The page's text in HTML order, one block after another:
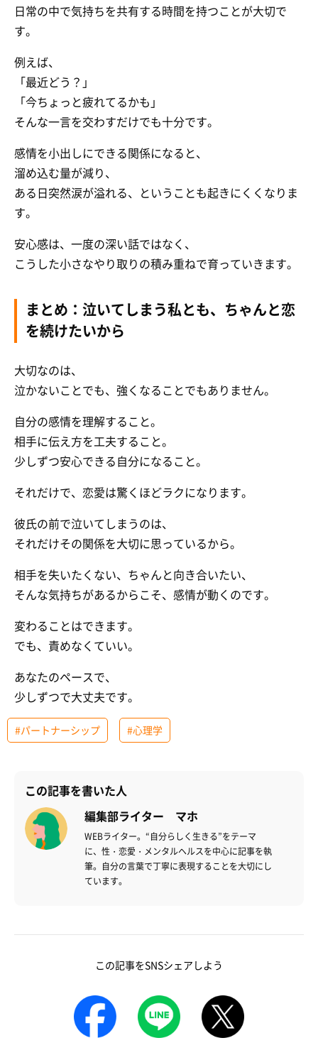
日常の中で気持ちを共有する時間を持つことが大切で
す。
例えば、
「最近どう？」
「今ちょっと疲れてるかも」
そんな一言を交わすだけでも十分です。
感情を小出しにできる関係になると、
溜め込む量が減り、
ある日突然涙が溢れる、ということも起きにくくなりま
す。
安心感は、一度の深い話ではなく、
こうした小さなやり取りの積み重ねで育っていきます。
まとめ：泣いてしまう私とも、ちゃんと恋
を続けたいから
大切なのは、
泣かないことでも、強くなることでもありません。
自分の感情を理解すること。
相手に伝え方を工夫すること。
少しずつ安心できる自分になること。
それだけで、恋愛は驚くほどラクになります。
彼氏の前で泣いてしまうのは、
それだけその関係を大切に思っているから。
相手を失いたくない、ちゃんと向き合いたい、
そんな気持ちがあるからこそ、感情が動くのです。
変わることはできます。
でも、責めなくていい。
あなたのペースで、
少しずつで大丈夫です。
#パートナーシップ #心理学
この記事を書いた人
編集部ライター マホ
WEBライター。“自分らしく生きる”をテーマ
に、性・恋愛・メンタルヘルスを中心に記事を執
筆。自分の言葉で丁寧に表現することを大切にし
ています。
この記事をSNSシェアしよう